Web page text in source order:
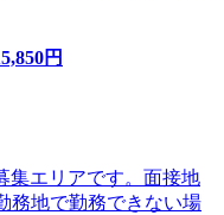
円
エリアです。面接地
務地で勤務できない場